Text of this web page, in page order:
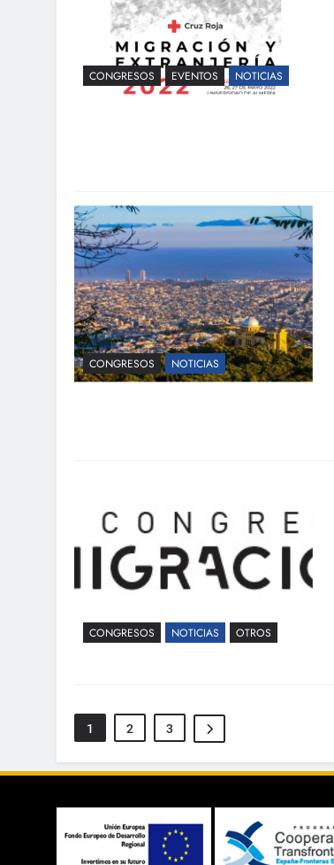
CONGRESOS EVENTOS NOTICIAS
CONGRESOS NOTICIAS
CONGRESOS NOTICIAS OTROS
1 2 3